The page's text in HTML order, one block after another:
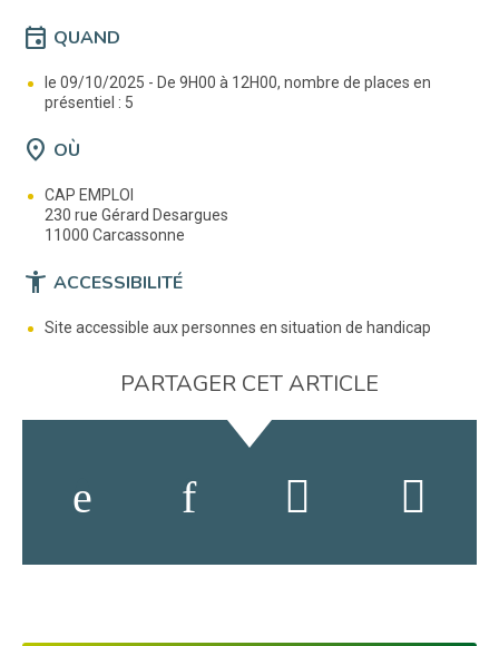
event QUAND
le 09/10/2025 - De 9H00 à 12H00, nombre de places en
présentiel : 5
location_on OÙ
CAP EMPLOI
230 rue Gérard Desargues
11000 Carcassonne
accessibility_new ACCESSIBILITÉ
Site accessible aux personnes en situation de handicap
PARTAGER CET ARTICLE